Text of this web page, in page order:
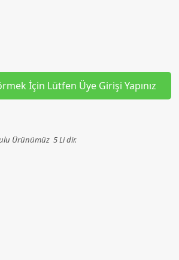
İçin Lütfen Üye Girişi Yapınız
Ürünümüz 5 Li dir.